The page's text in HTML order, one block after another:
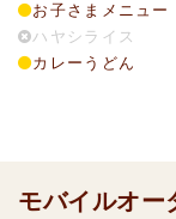
お子さまメニュー
ハヤシライス
カレーうどん
モバイルオー